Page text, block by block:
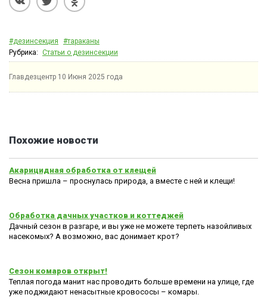
#дезинсекция
#тараканы
Рубрика: Статьи о дезинсекции
Главдезцентр 10 Июня 2025 года
Похожие новости
Акарицидная обработка от клещей
Весна пришла – проснулась природа, а вместе с ней и клещи!
Обработка дачных участков и коттеджей
Дачный сезон в разгаре, и вы уже не можете терпеть назойливых
насекомых? А возможно, вас донимает крот?
Сезон комаров открыт!
Теплая погода манит нас проводить больше времени на улице, где
уже поджидают ненасытные кровососы – комары.